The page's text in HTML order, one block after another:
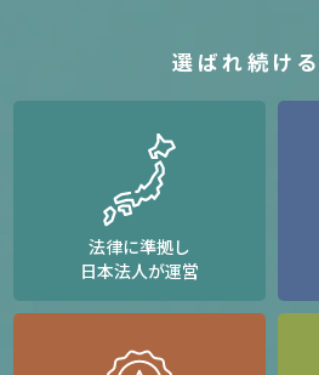
選ばれ続け
法律に準拠し
日本法人が運営